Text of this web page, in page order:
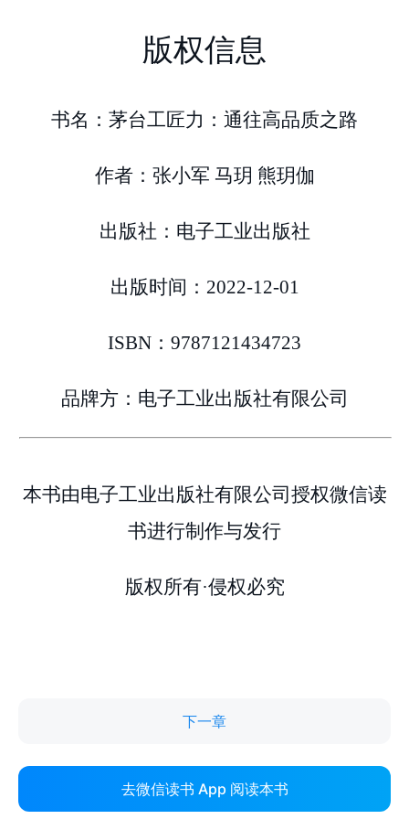
下一章
去微信读书 App 阅读本书